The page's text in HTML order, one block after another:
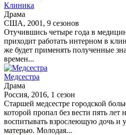
Клиника
Драма
США, 2001, 9 сезонов
Отучившись четыре года в
приходит работать интерном в
же будет применять полученные
времен...
Медсестра
Драма
Россия, 2016, 1 сезон
Старшей медсестре городской
которой пропал без вести пять лет
воспитывать взрослеющую дочь и
матерью. Молодая...